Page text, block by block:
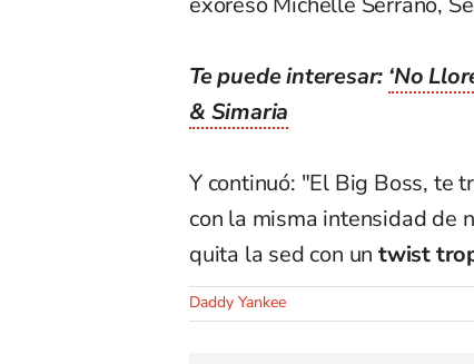
Te puede interesar: ‘No
& Simaria
Y continuó: "El Big Boss, te
con la misma intensidad de
quita la sed con untwist
Daddy Yankee